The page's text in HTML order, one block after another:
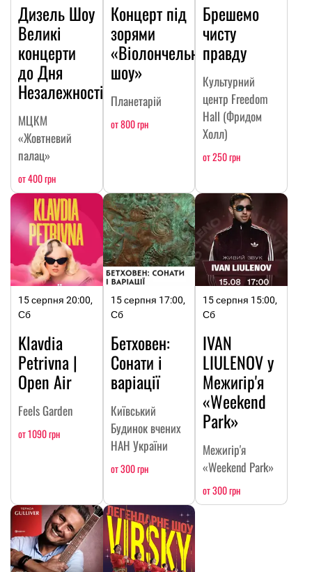
Дизель Шоу
Великі
концерти
до Дня
Незалежності
МЦКМ
«Жовтневий
палац»
от 400 грн
Концерт під
зорями
«Віолончельне
шоу»
Планетарій
от 800 грн
Брешемо
чисту
правду
Культурний
центр Freedom
Hall (Фридом
Холл)
от 250 грн
15 серпня 20:00,
Сб
Klavdia
Petrivna |
Open Air
Feels Garden
от 1090 грн
15 серпня 17:00,
Сб
Бетховен:
Сонати і
варіації
Київський
Будинок вчених
НАН України
от 300 грн
15 серпня 15:00,
Сб
IVAN
LIULENOV у
Межигір'я
«Weekend
Park»
Межигір'я
«Weekend Park»
от 300 грн